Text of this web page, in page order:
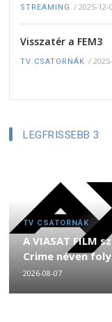
STREAMING / 2025-12-
Visszatér a FEM3
TV CSATORNÁK /
LEGFRISSEBB 3
TV CSATORNÁK
A VIASAT FILM
Crime néven
2026-08-07